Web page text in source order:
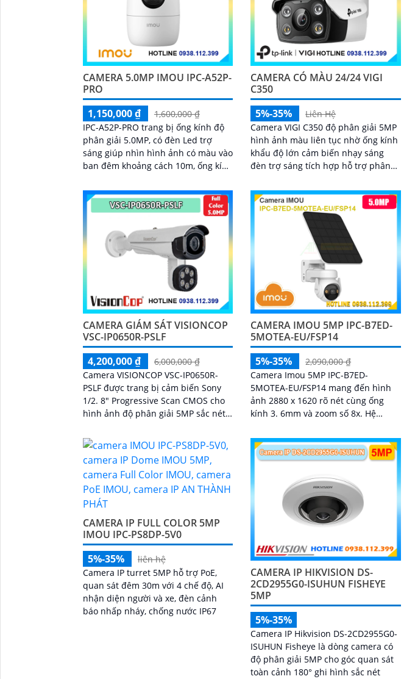
CAMERA 5.0MP IMOU IPC-A52P-
PRO
1,150,000 ₫
1,600,000 ₫
IPC-A52P-PRO trang bị ống kính độ
phân giải 5.0MP, có đèn Led trợ
sáng giúp nhìn hình ảnh có màu vào
ban đêm khoảng cách 10m, ống kính
công...
CAMERA CÓ MÀU 24/24 VIGI
C350
5%-35%
Liên Hệ
Camera VIGI C350 độ phân giải 5MP
hình ảnh màu liên tục nhờ ống kính
khẩu độ lớn cảm biến nhạy sáng
đèn trợ sáng tích hợp hỗ trợ phân
thông minh âm thanh hai chiều
chuẩn IP67 lưu trữ linh hoạt khe thẻ
SD 256GB hỗ trợ chuẩn nén H.265+
CAMERA GIÁM SÁT VISIONCOP
VSC-IP0650R-PSLF
4,200,000 ₫
6,000,000 ₫
Camera VISIONCOP VSC-IP0650R-
PSLF được trang bị cảm biến Sony
1/2. 8" Progressive Scan CMOS cho
hình ảnh độ phân giải 5MP sắc nét.
băng thông và dung lượng lưu trữ
CAMERA IMOU 5MP IPC-B7ED-
5MOTEA-EU/FSP14
5%-35%
2,090,000 ₫
Camera Imou 5MP IPC-B7ED-
5MOTEA-EU/FSP14 mang đến hình
ảnh 2880 x 1620 rõ nét cùng ống
kính 3. 6mm và zoom số 8x. Hệ
loại bỏ điểm mù
CAMERA IP FULL COLOR 5MP
IMOU IPC-PS8DP-5V0
5%-35%
liên hệ
Camera IP turret 5MP hỗ trợ PoE,
quan sát đêm 30m với 4 chế độ, AI
nhận diện người và xe, đèn cảnh
báo nhấp nháy, chống nước IP67
CAMERA IP HIKVISION DS-
2CD2955G0-ISUHUN FISHEYE
5MP
5%-35%
Camera IP Hikvision DS-2CD2955G0-
ISUHUN Fisheye là dòng camera có
độ phân giải 5MP cho góc quan sát
toàn cảnh 180° ghi hình sắc nét